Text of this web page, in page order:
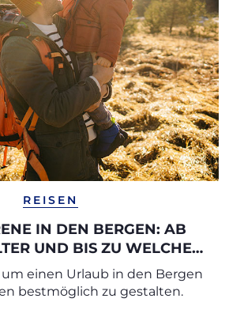
REISEN
IN DEN BERGEN: AB
UND BIS ZU WELCHER
HÖHE?
einen Urlaub in den Bergen
bestmöglich zu gestalten.